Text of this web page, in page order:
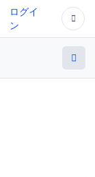
ログイ
ン